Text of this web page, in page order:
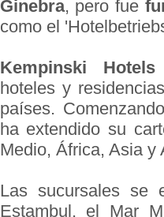
Ginebra, pero fue
como el
Kempinski Hotels
hoteles y
países.
ha extendido su
Medio, África, Asia y
Las sucursales se
Estambul, el Mar